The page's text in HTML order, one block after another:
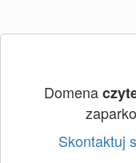
Domena
Skontaktuj